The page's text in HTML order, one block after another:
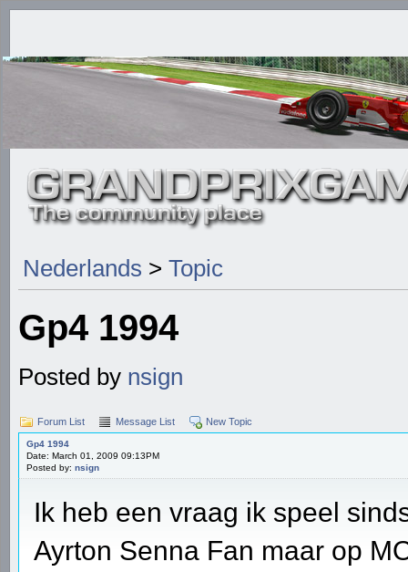
Nederlands > Topic
Gp4 1994
Posted by nsign
Forum List Message List New Topic
Gp4 1994
Date: March 01, 2009 09:13PM
Posted by: nsign
Ik heb een vraag ik speel
Ayrton Senna Fan maar op